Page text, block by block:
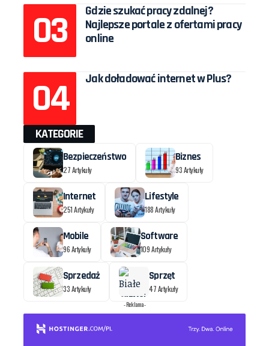
Gdzie szukać pracy zdalnej?
Najlepsze portale z ofertami pracy
online
Jak doładować internet w Plus?
KATEGORIE
Bezpieczeństwo
27 Artykuły
Biznes
93 Artykuły
Internet
251 Artykuły
Lifestyle
188 Artykuły
Mobile
96 Artykuły
Software
109 Artykuły
Sprzedaż
33 Artykuły
Sprzęt
47 Artykuły
- Reklama -